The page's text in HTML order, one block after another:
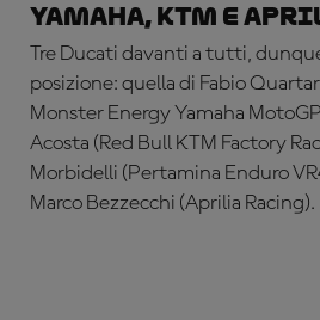
Yamaha, KTM e
Tre Ducati davanti a tutti,
posizione: quella di Fabio
Monster Energy Yamaha
Acosta (Red Bull KTM Factory
Morbidelli (Pertamina Enduro
Marco Bezzecchi (Aprilia Racing).